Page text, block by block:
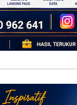
Di balik